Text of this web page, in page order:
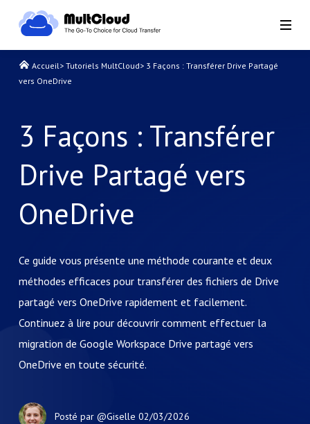
Accueil> Tutoriels MultCloud> 3 Façons : Transférer Drive Partagé
vers OneDrive
3 Façons : Transférer
Drive Partagé vers
OneDrive
Ce guide vous présente une méthode courante et deux
méthodes efficaces pour transférer des fichiers de Drive
partagé vers OneDrive rapidement et facilement.
Continuez à lire pour découvrir comment effectuer la
migration de Google Workspace Drive partagé vers
OneDrive en toute sécurité.
Posté par @Giselle 02/03/2026